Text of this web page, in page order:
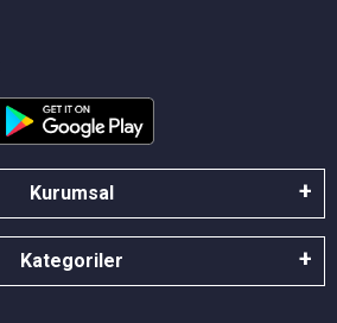
Kurumsal
Kategoriler